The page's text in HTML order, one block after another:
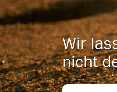
Wir
nicht